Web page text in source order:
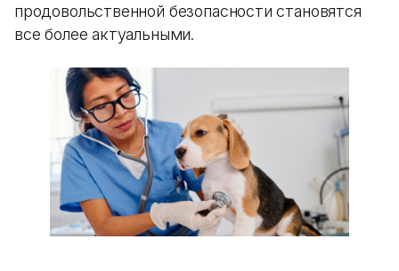
продовольственной безопасности становятся
все более актуальными.